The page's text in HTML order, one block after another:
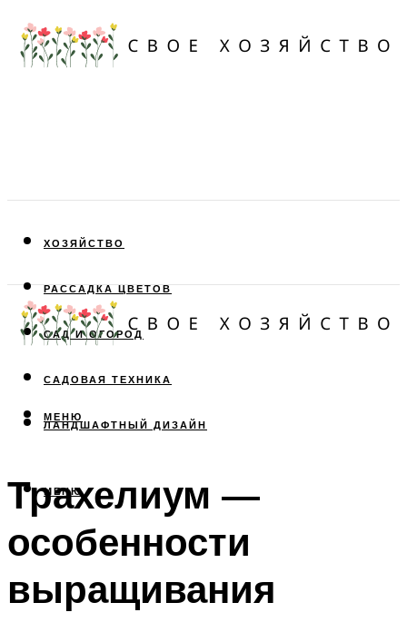
ХОЗЯЙСТВО
РАССАДКА ЦВЕТОВ
САД И ОГОРОД
САДОВАЯ ТЕХНИКА
ЛАНДШАФТНЫЙ ДИЗАЙН
МЕНЮ
МЕНЮ
Трахелиум —
особенности
выращивания